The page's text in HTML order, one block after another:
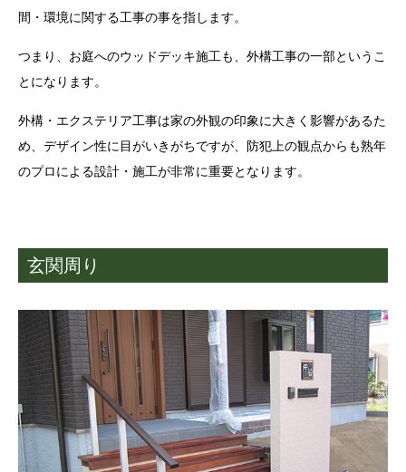
間・環境に関する工事の事を指します。
つまり、お庭へのウッドデッキ施工も、外構工事の一部というこ
とになります。
外構・エクステリア工事は家の外観の印象に大きく影響があるた
め、デザイン性に目がいきがちですが、防犯上の観点からも熟年
のプロによる設計・施工が非常に重要となります。
玄関周り